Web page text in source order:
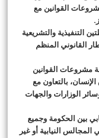
القوانين مع
التنفيذية والتشريعية
القانوني المنظم
مشروعات القوانين
بالتعاون مع
الوزارات والجهات
بين الحكومة وجميع
النيابية أو غير